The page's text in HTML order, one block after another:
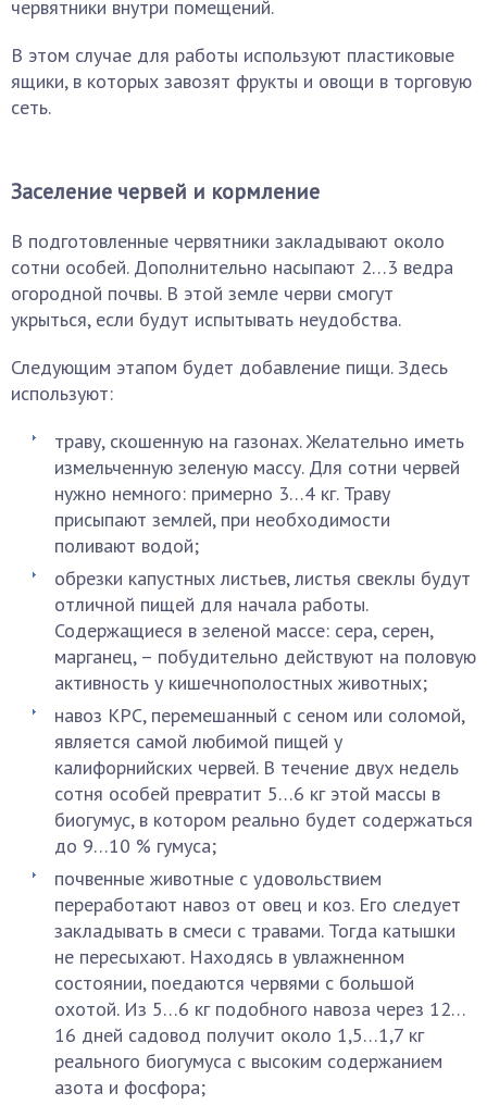
червятники внутри помещений.
В этом случае для работы используют пластиковые
ящики, в которых завозят фрукты и овощи в торговую
сеть.
Заселение червей и кормление
В подготовленные червятники закладывают около
сотни особей. Дополнительно насыпают 2…3 ведра
огородной почвы. В этой земле черви смогут
укрыться, если будут испытывать неудобства.
Следующим этапом будет добавление пищи. Здесь
используют:
траву, скошенную на газонах. Желательно иметь
измельченную зеленую массу. Для сотни червей
нужно немного: примерно 3…4 кг. Траву
присыпают землей, при необходимости
поливают водой;
обрезки капустных листьев, листья свеклы будут
отличной пищей для начала работы.
Содержащиеся в зеленой массе: сера, серен,
марганец, – побудительно действуют на половую
активность у кишечнополостных животных;
навоз КРС, перемешанный с сеном или соломой,
является самой любимой пищей у
калифорнийских червей. В течение двух недель
сотня особей превратит 5…6 кг этой массы в
биогумус, в котором реально будет содержаться
до 9…10 % гумуса;
почвенные животные с удовольствием
переработают навоз от овец и коз. Его следует
закладывать в смеси с травами. Тогда катышки
не пересыхают. Находясь в увлажненном
состоянии, поедаются червями с большой
охотой. Из 5…6 кг подобного навоза через 12…
16 дней садовод получит около 1,5…1,7 кг
реального биогумуса с высоким содержанием
азота и фосфора;